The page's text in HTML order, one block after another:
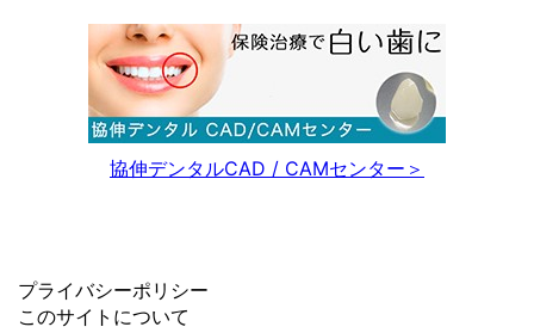
協伸デンタルCAD / CAMセンター
プライバシーポリシー
このサイトについて